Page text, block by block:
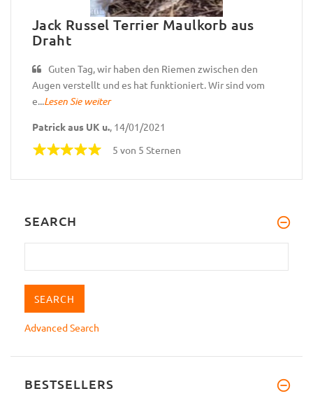
Jack Russel Terrier Maulkorb aus
Draht
Guten Tag, wir haben den Riemen zwischen den
Augen verstellt und es hat funktioniert. Wir sind vom
e...Lesen Sie weiter
Patrick aus UK u., 14/01/2021
5 von 5 Sternen
SEARCH
Advanced Search
BESTSELLERS